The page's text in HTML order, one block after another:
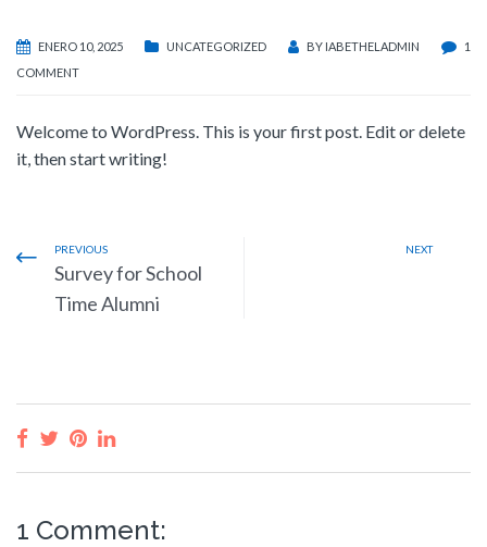
ENERO 10, 2025 UNCATEGORIZED BY IABETHELADMIN
1
COMMENT
Welcome to WordPress. This is your first post. Edit or delete
it, then start writing!
PREVIOUS
Survey for School
Time Alumni
NEXT
1 Comment: